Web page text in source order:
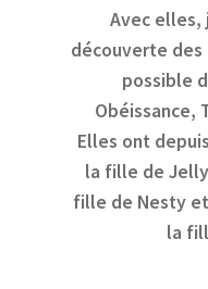
Avec elles,
découverte des
possible
Obéissance,
Elles ont
la fille de
fille de Nesty
la